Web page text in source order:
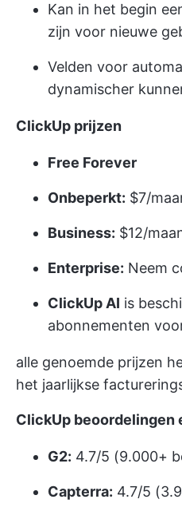
Kan in het begin
zijn voor nieuwe
Velden voor
dynamischer
ClickUp prijzen
Free Forever
Onbeperkt: $7/
Business: $12/
Enterprise: Neem
ClickUp AI is
abonnementen
alle genoemde prijzen
het jaarlijkse
ClickUp beoordelingen
G2: 4.7/5 (9.000+
Capterra: 4.7/5